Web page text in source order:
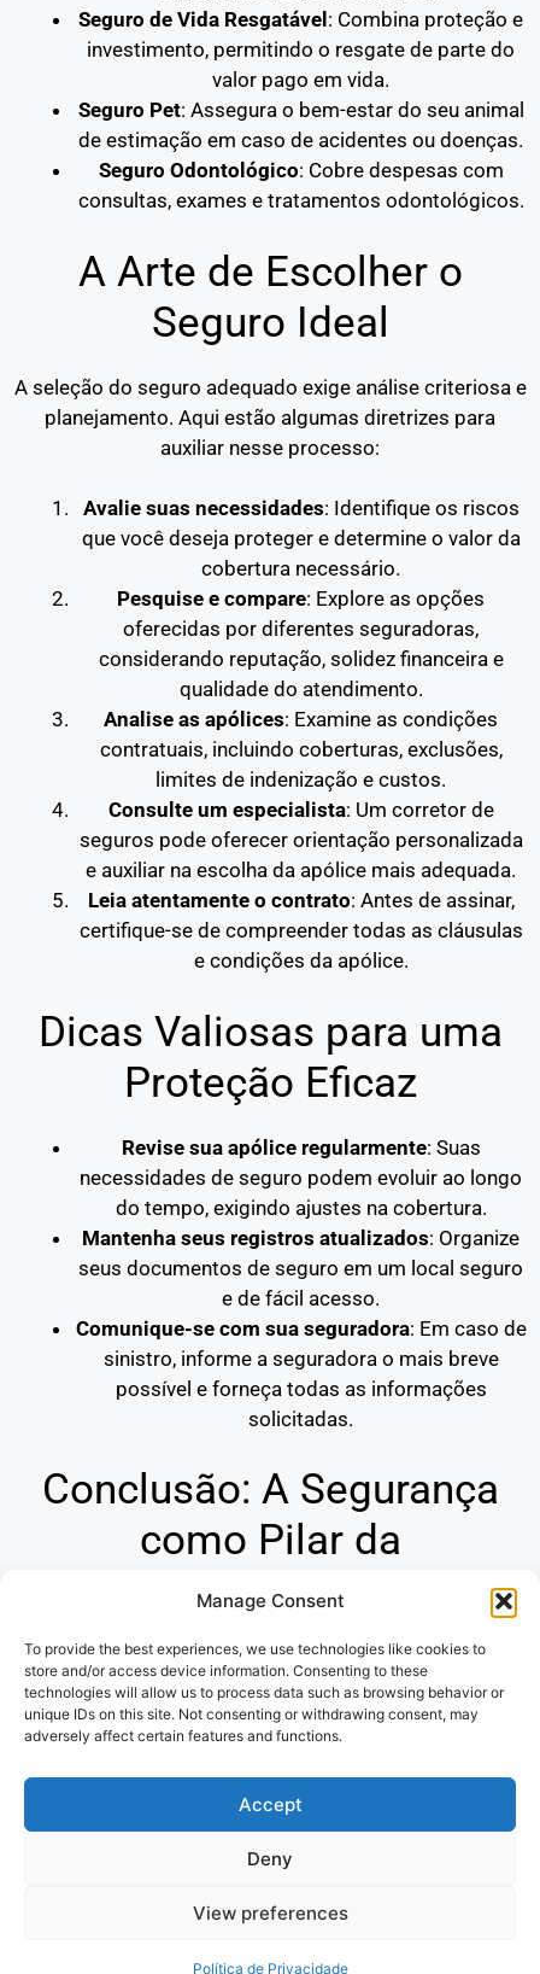
Manage Consent
To provide the best experiences, we use technologies like cookies to
store and/or access device information. Consenting to these
technologies will allow us to process data such as browsing behavior or
unique IDs on this site. Not consenting or withdrawing consent, may
adversely affect certain features and functions.
Accept
Deny
View preferences
Política de Privacidade
Seguro de Vida Resgatável : Combina proteção e
investimento, permitindo o resgate de parte do
valor pago em vida.
Seguro Pet: Assegura o bem-estar do seu animal
de estimação em caso de acidentes ou doenças.
Seguro Odontológico: Cobre despesas com
consultas, exames e tratamentos odontológicos.
A Arte de Escolher o
Seguro Ideal
A seleção do seguro adequado exige análise criteriosa e
planejamento. Aqui estão algumas diretrizes para
auxiliar nesse processo:
Avalie suas necessidades: Identifique os riscos
que você deseja proteger e determine o valor da
cobertura necessário.
Pesquise e compare: Explore as opções
oferecidas por diferentes seguradoras,
considerando reputação, solidez financeira e
qualidade do atendimento.
Analise as apólices: Examine as condições
contratuais, incluindo coberturas, exclusões,
limites de indenização e custos.
Consulte um especialista: Um corretor de
seguros pode oferecer orientação personalizada
e auxiliar na escolha da apólice mais adequada.
Leia atentamente o contrato: Antes de assinar,
certifique-se de compreender todas as cláusulas
e condições da apólice.
Dicas Valiosas para uma
Proteção Eficaz
Revise sua apólice regularmente: Suas
necessidades de seguro podem evoluir ao longo
do tempo, exigindo ajustes na cobertura.
Mantenha seus registros atualizados: Organize
seus documentos de seguro em um local seguro
e de fácil acesso.
Comunique-se com sua seguradora: Em caso de
sinistro, informe a seguradora o mais breve
possível e forneça todas as informações
solicitadas.
Conclusão: A Segurança
como Pilar da
Tranquilidade
Os seguros são ferramentas indispensáveis para
proteger seu futuro financeiro e garantir sua paz de
espírito. Ao compreender a diversidade de opções e os
princípios que regem o mercado de seguros, você
estará apto a tomar decisões conscientes e assegurar a
proteção de seu patrimônio e de seus entes queridos.
Politica de Privacidade